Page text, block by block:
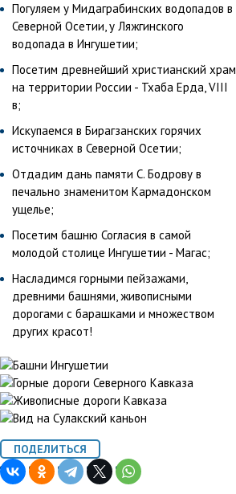
Погуляем у Мидаграбинских водопадов в
Северной Осетии, у Ляжгинского
водопада в Ингушетии;
Посетим древнейший христианский храм
на территории России - Тхаба Ерда, VIII
в;
Искупаемся в Бирагзанских горячих
источниках в Северной Осетии;
Отдадим дань памяти С. Бодрову в
печально знаменитом Кармадонском
ущелье;
Посетим башню Согласия в самой
молодой столице Ингушетии - Магас;
Насладимся горными пейзажами,
древними башнями, живописными
дорогами с барашками и множеством
других красот!